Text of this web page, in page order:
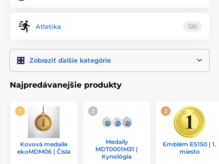
Atletika 120
Zobraziť ďalšie kategórie
Najpredávanejšie produkty
Kovová medaile
ekoMDM06 | Čísla
Medaily
MDT0001M31 |
Kynológia
Emblém ES150 | 1.
miesto